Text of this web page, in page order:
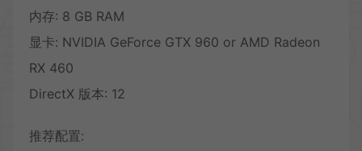
内存: 8 GB RAM
显卡: NVIDIA GeForce GTX 960 or AMD Radeon
RX 460
DirectX 版本: 12
推荐配置: